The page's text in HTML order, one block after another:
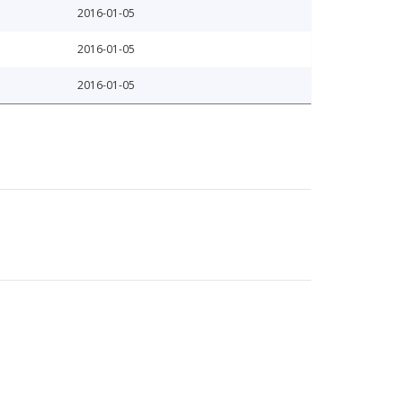
2016-01-05
2016-01-05
2016-01-05